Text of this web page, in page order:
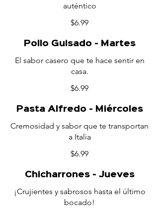
auténtico
$6.99
Pollo Guisado - Martes
El sabor casero que te hace sentir en
casa.
$6.99
Pasta Alfredo - Miércoles
Cremosidad y sabor que te transportan
a Italia
$6.99
Chicharrones - Jueves
¡Crujientes y sabrosos hasta el último
bocado!